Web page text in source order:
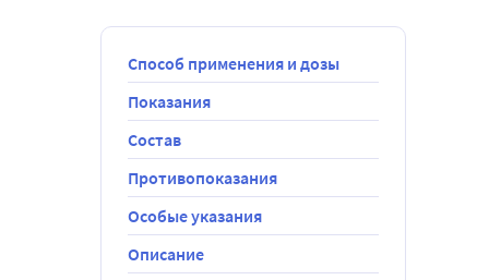
Способ применения и дозы
Показания
Состав
Противопоказания
Особые указания
Описание